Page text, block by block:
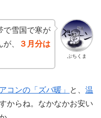
ぶちくま
で雪国で寒が
、
３月分は
コンの「ズバ暖」 と、 温
からね。なかなかお安い